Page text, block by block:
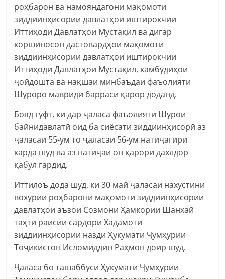
роҳбарон ва намояндагони мақомоти
зиддиинҳисории давлатҳои иштирокчии
Иттиҳоди Давлатҳои Мустақил ва дигар
коршиносон дастовардҳои мақомоти
зиддиинҳисории давлатҳои иштирокчии
Иттиҳоди Давлатҳои Мустақил, камбудиҳои
ҷойдошта ва нақшаи минбаъдаи фаъолияти
Шуроро мавриди баррасӣ қарор доданд.
Бояд гуфт, ки дар ҷаласа фаъолияти Шурои
байнидавлатӣ оид ба сиёсати зиддиинҳисорӣ аз
ҷаласаи 55-ум то ҷаласаи 56-ум натиҷагирӣ
карда шуд ва аз натиҷаи он қарори дахлдор
қабул гардид.
Иттилоъ дода шуд, ки 30 май ҷаласаи нахустини
вохӯрии роҳбарони мақомоти зиддиинҳисории
давлатҳои аъзои Созмони Ҳамкории Шанхай
таҳти раисии сардори Хадамоти
зиддиинҳисории назди Ҳукумати Ҷумҳурии
Тоҷикистон Исломиддин Раҳмон доир шуд.
Ҷаласа бо ташаббуси Ҳукумати Ҷумҳурии